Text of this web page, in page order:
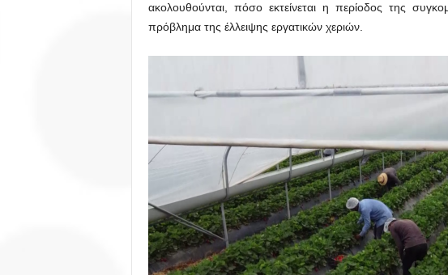
ακολουθούνται, πόσο εκτείνεται η περίοδος της
πρόβλημα της έλλειψης εργατικών χεριών.